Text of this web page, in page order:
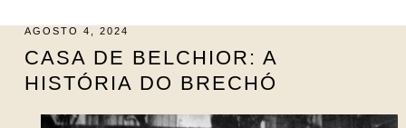
AGOSTO 4, 2024
CASA DE BELCHIOR: A
HISTÓRIA DO BRECHÓ